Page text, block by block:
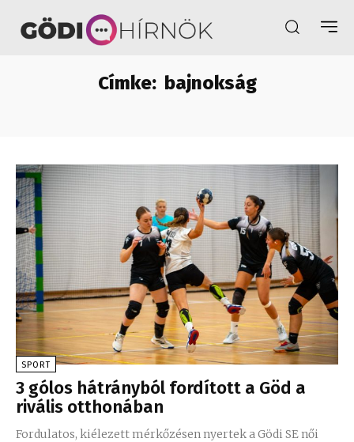
Címke: bajnokság
SPORT
3 gólos hátrányból fordított a Göd a
rivális otthonában
Fordulatos, kiélezett mérkőzésen nyertek a Gödi SE női